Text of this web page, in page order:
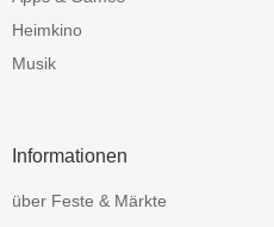
Heimkino
Musik
Informationen
über Feste & Märkte